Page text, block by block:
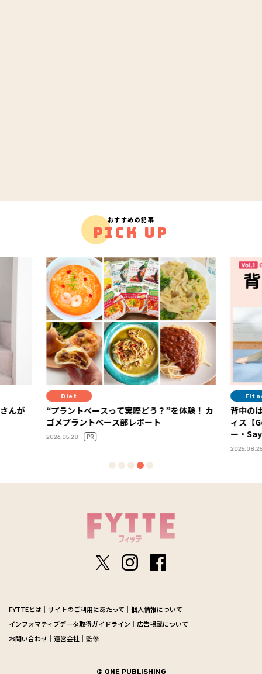
おすすめの記事
PICK UP
際どう？”を体験！ カ
背中のはみ肉解消！ 紙皿１枚でできるピ
ィス【Google本社エグゼクティブトレ
FYTTEとは サイトのご利用にあたって
個人情報について
インフォマティブデータ取得ガイドライン
広告掲載について
お問い合わせ
運営会社 監修
© ONE PUBLISHING